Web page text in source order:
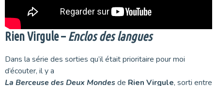
Rien Virgule – Enclos des langues
Dans la série des sorties qu’il était prioritaire pour moi
d’écouter, il y a
La Berceuse des Deux Mondesde Rien Virgule, sorti entre